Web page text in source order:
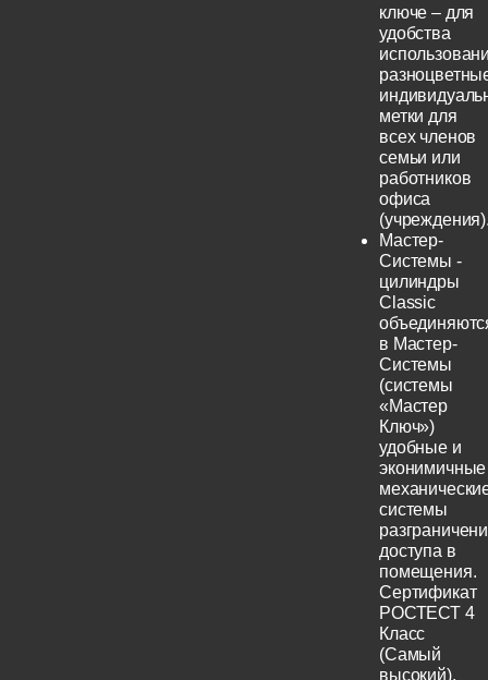
ключе – для
удобства
метки для
всех членов
семьи или
работников
офиса
Мастер-
Системы -
цилиндры
Classic
в Мастер-
Системы
(системы
«Мастер
Ключ»)
удобные и
эконимичные
системы
доступа в
помещения.
Сертификат
РОСТЕСТ 4
Класс
(Самый
высокий).